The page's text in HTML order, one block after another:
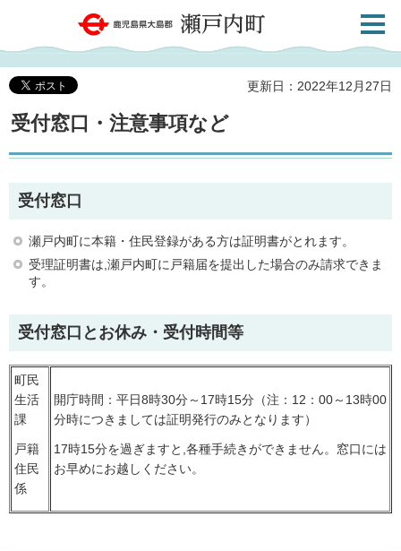
鹿児島県大島郡 瀬戸内町
共通メ
更新日：2022年12月27日
受付窓口・注意事項など
受付窓口
瀬戸内町に本籍・住民登録がある方は証明書がとれます。
受理証明書は,瀬戸内町に戸籍届を提出した場合のみ請求できま
す。
受付窓口とお休み・受付時間等
町民
生活
課
戸籍
住民
係
開庁時間：平日8時30分～17時15分（注：12：00～13時00
分時につきましては証明発行のみとなります）
17時15分を過ぎますと,各種手続きができません。窓口には
お早めにお越しください。